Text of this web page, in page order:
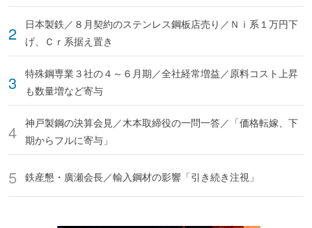
日本製鉄／８月契約のステンレス鋼板店売り／Ｎｉ系１万円下
げ、Ｃｒ系据え置き
特殊鋼専業３社の４～６月期／全社経常増益／原料コスト上昇
も数量増など寄与
神戸製鋼の決算会見／木本取締役の一問一答／「価格転嫁、下
期からフルに寄与」
鉄産懇・廣瀬会長／輸入鋼材の影響「引き続き注視」